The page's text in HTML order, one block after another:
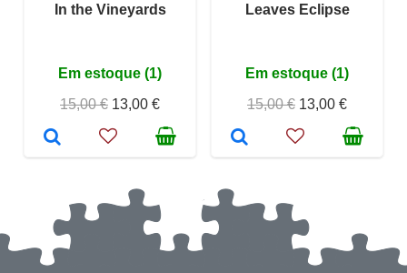
In the Vineyards
Em estoque (1)
15,00 € 13,00 €
Leaves Eclipse
Em estoque (1)
15,00 € 13,00 €